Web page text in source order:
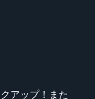
アップ！また